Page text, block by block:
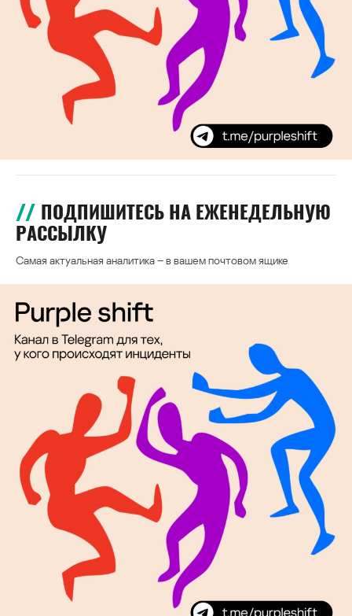
ПОДПИШИТЕСЬ НА ЕЖЕНЕДЕЛЬНУЮ
РАССЫЛКУ
Самая актуальная аналитика – в вашем почтовом ящике